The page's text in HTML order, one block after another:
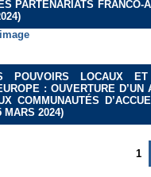
PARTENARIATS FRANCO-
POUVOIRS LOCAUX
: OUVERTURE
COMMUNAUTÉS
MARS 2024)
1